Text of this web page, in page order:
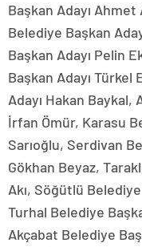
Başkan Adayı
Belediye Başkan
Başkan Adayı Pelin
Başkan Adayı Türkel
Adayı Hakan Baykal,
İrfan Ömür, Karasu
Sarıoğlu, Serdivan
Gökhan Beyaz,
Akı, Söğütlü
Turhal Belediye
Akçabat Belediye